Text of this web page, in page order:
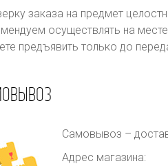
заказа на предмет
осуществлять на
предъявить только до
Самовывоз –
Адрес магазина: